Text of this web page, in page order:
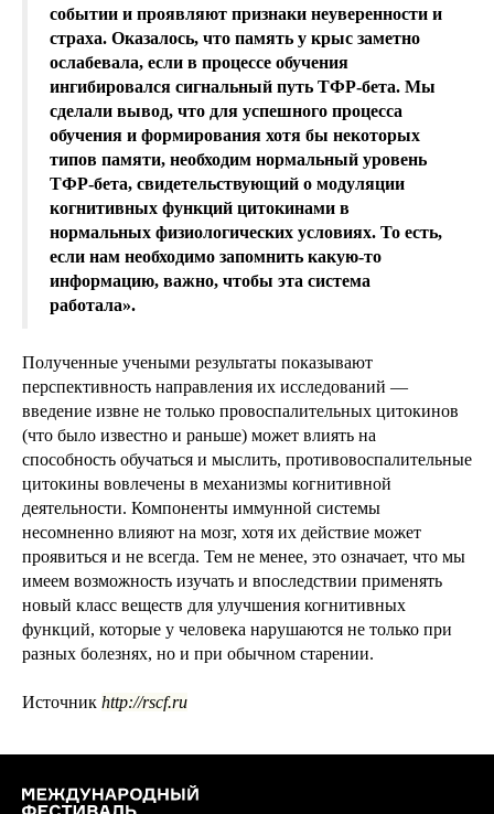
событии и проявляют признаки неуверенности и
страха. Оказалось, что память у крыс заметно
ослабевала, если в процессе обучения
ингибировался сигнальный путь TФР-бета. Мы
сделали вывод, что для успешного процесса
обучения и формирования хотя бы некоторых
типов памяти, необходим нормальный уровень
TФР-бета, свидетельствующий о модуляции
когнитивных функций цитокинами в
нормальных физиологических условиях. То есть,
если нам необходимо запомнить какую-то
информацию, важно, чтобы эта система
работала».
Полученные учеными результаты показывают
перспективность направления их исследований —
введение извне не только провоспалительных цитокинов
(что было известно и раньше) может влиять на
способность обучаться и мыслить, противовоспалительные
цитокины вовлечены в механизмы когнитивной
деятельности. Компоненты иммунной системы
несомненно влияют на мозг, хотя их действие может
проявиться и не всегда. Тем не менее, это означает, что мы
имеем возможность изучать и впоследствии применять
новый класс веществ для улучшения когнитивных
функций, которые у человека нарушаются не только при
разных болезнях, но и при обычном старении.
Источник http://rscf.ru